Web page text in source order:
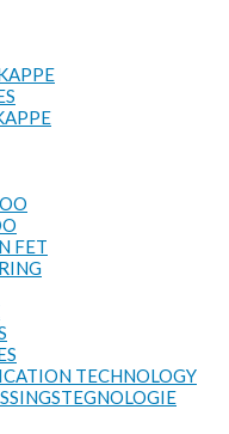
FET
TECHNOLOGY